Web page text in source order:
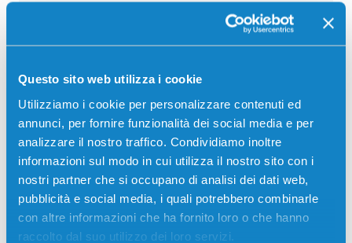
Questo sito web utilizza i cookie
Utilizziamo i cookie per personalizzare contenuti ed
annunci, per fornire funzionalità dei social media e per
analizzare il nostro traffico. Condividiamo inoltre
informazioni sul modo in cui utilizza il nostro sito con i
nostri partner che si occupano di analisi dei dati web,
pubblicità e social media, i quali potrebbero combinarle
con altre informazioni che ha fornito loro o che hanno
raccolto dal suo utilizzo dei loro servizi.
Descrizione
Toner originale Toshiba 6AJ00000097 T-FC30EM
MAGENTA 33600 pagine per Stampanti: Toshiba E-
STUDIO 2050C, Toshiba E-STUDIO 2550C